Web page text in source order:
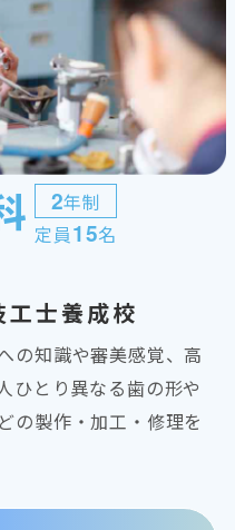
2年制
定員15名
士養成校
の知識や審美感覚、高
ひとり異なる歯の形や
の製作・加工・修理を